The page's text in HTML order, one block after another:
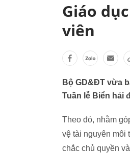
Giáo
viên
Bộ GD&ĐT vừa
Tuần lễ Biển hải
Theo đó, nhằm
vệ tài nguyên môi
chắc chủ quyền